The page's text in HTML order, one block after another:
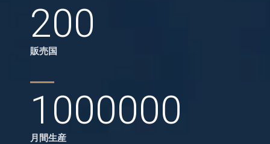
200
販売国
1000000
月間生産